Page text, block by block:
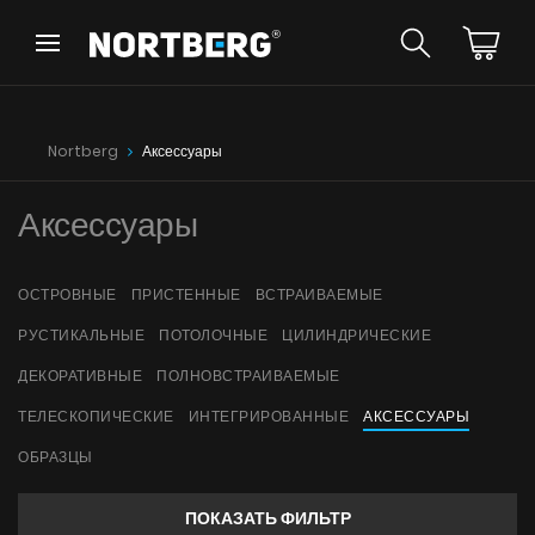
Назад
Вытяжки Островные
Вытяжки Пристенные
Вытяжки Встраиваемые
Вытяжки Рустикальные
Вытяжки Цилиндрические
Вытяжки Декоративные
Вытяжки Телескопические
Вытяжки Интегрированные
Образцы цветов
Назад
УВИДЕТЬ ВСЕ
Nortberg Аксессуары
Аксессуары
ОСТРОВНЫЕ ПРИСТЕННЫЕ
ВСТРАИВАЕМЫЕ
РУСТИКАЛЬНЫЕ
ПОТОЛОЧНЫЕ
ЦИЛИНДРИЧЕСКИЕ
ДЕКОРАТИВНЫЕ
ПОЛНОВСТРАИВАЕМЫЕ
ТЕЛЕСКОПИЧЕСКИЕ
ИНТЕГРИРОВАННЫЕ
АКСЕССУАРЫ
ОБРАЗЦЫ
ПОКАЗАТЬ ФИЛЬТР